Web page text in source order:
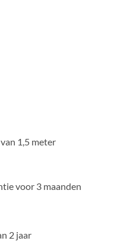
1,5 meter
voor 3 maanden
2 jaar